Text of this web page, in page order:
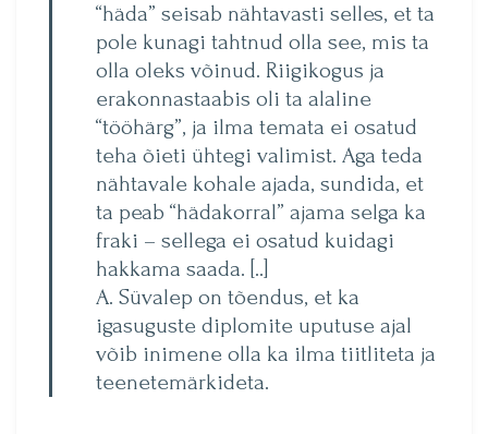
“häda” seisab nähtavasti selles, et ta
pole kunagi tahtnud olla see, mis ta
olla oleks võinud. Riigikogus ja
erakonnastaabis oli ta alaline
“tööhärg”, ja ilma temata ei osatud
teha õieti ühtegi valimist. Aga teda
nähtavale kohale ajada, sundida, et
ta peab “hädakorral” ajama selga ka
fraki – sellega ei osatud kuidagi
hakkama saada. [..]
A. Süvalep on tõendus, et ka
igasuguste diplomite uputuse ajal
võib inimene olla ka ilma tiitliteta ja
teenetemärkideta.